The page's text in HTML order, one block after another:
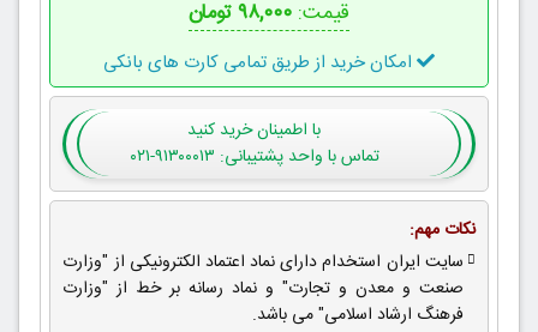
قیمت: ۹۸,۰۰۰ تومان
امکان خرید از طریق تمامی کارت های بانکی
با اطمینانخرید کنید
تماس با واحد پشتیبانی: ۹۱۳۰۰۰۱۳-۰۲۱
نکات مهم:
سایت ایران استخدام دارای نماد اعتماد الکترونیکی از "وزارت
صنعت و معدن و تجارت" و نماد رسانه بر خط از "وزارت
فرهنگ ارشاد اسلامی" می باشد.